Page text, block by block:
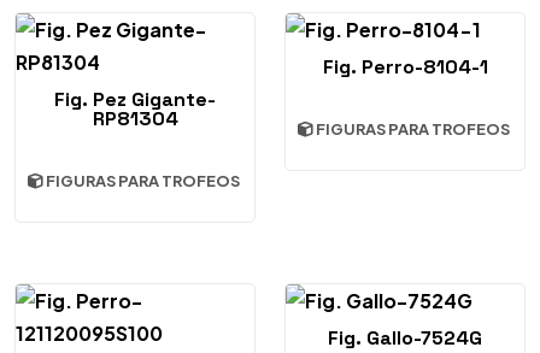
Fig. Pez Gigante-
RP81304
FIGURAS PARA TROFEOS
Fig. Perro-8104-1
FIGURAS PARA TROFEOS
Fig. Gallo-7524G